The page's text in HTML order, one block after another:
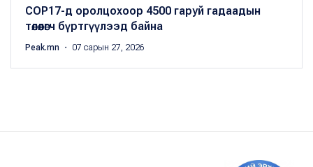
COP17-д оролцохоор 4500 гаруй гадаадын
төлөөлөгч бүртгүүлээд байна
Peak.mn ・ 07 сарын 27, 2026